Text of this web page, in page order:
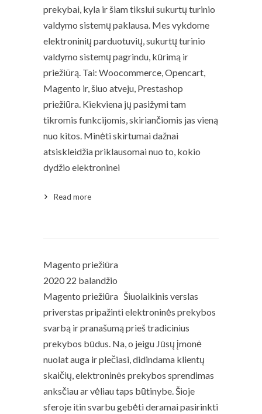
prekybai, kyla ir šiam tikslui sukurtų turinio
valdymo sistemų paklausa. Mes vykdome
elektroninių parduotuvių, sukurtų turinio
valdymo sistemų pagrindu, kūrimą ir
priežiūrą. Tai: Woocommerce, Opencart,
Magento ir, šiuo atveju, Prestashop
priežiūra. Kiekviena jų pasižymi tam
tikromis funkcijomis, skiriančiomis jas vieną
nuo kitos. Minėti skirtumai dažnai
atsiskleidžia priklausomai nuo to, kokio
dydžio elektroninei
Read more
Magento priežiūra
2020 22 balandžio
Magento priežiūra Šiuolaikinis verslas
priverstas pripažinti elektroninės prekybos
svarbą ir pranašumą prieš tradicinius
prekybos būdus. Na, o jeigu Jūsų įmonė
nuolat auga ir plečiasi, didindama klientų
skaičių, elektroninės prekybos sprendimas
anksčiau ar vėliau taps būtinybe. Šioje
sferoje itin svarbu gebėti deramai pasirinkti